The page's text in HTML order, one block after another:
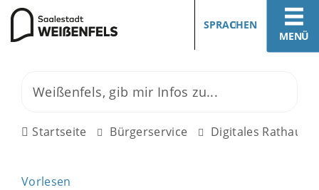
MENÜ
SPRACHEN
Startseite Bürgerservice Digitales Rathaus
Vorlesen